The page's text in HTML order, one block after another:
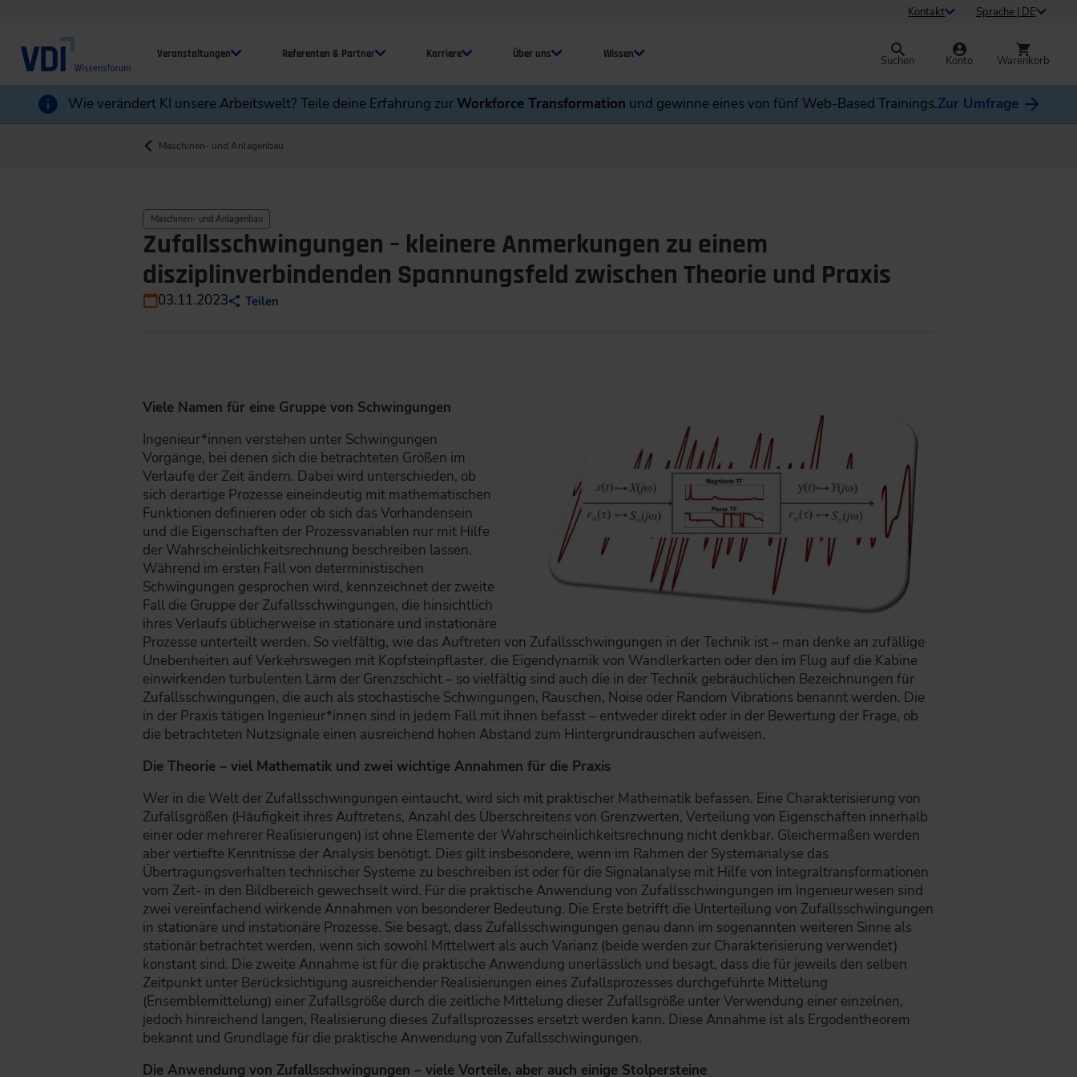
Kontakt Sprache | DE
Veranstaltungen Referenten & Partner Karriere Über uns Wissen Suchen Konto Warenkorb
Wie verändert KI unsere Arbeitswelt? Teile deine Erfahrung zurWorkforce Transformation und gewinne eines von fünf Web-Based Trainings.Zur Umfrage
Maschinen- und Anlagenbau
Maschinen- und Anlagenbau
Zufallsschwingungen – kleinere Anmerkungen zu einem
disziplinverbindenden Spannungsfeld zwischen Theorie und Praxis
03.11.2023 Teilen
Viele Namen für eine Gruppe von Schwingungen
Ingenieur*innen verstehen unter Schwingungen
Vorgänge, bei denen sich die betrachteten Größen im
Verlaufe der Zeit ändern. Dabei wird unterschieden, ob
sich derartige Prozesse eineindeutig mit mathematischen
Funktionen definieren oder ob sich das Vorhandensein
und die Eigenschaften der Prozessvariablen nur mit Hilfe
der Wahrscheinlichkeitsrechnung beschreiben lassen.
Während im ersten Fall von deterministischen
Schwingungen gesprochen wird, kennzeichnet der zweite
Fall die Gruppe der Zufallsschwingungen, die hinsichtlich
ihres Verlaufs üblicherweise in stationäre und instationäre
Prozesse unterteilt werden. So vielfältig, wie das Auftreten von Zufallsschwingungen in der Technik ist – man denke an zufällige
Unebenheiten auf Verkehrswegen mit Kopfsteinpflaster, die Eigendynamik von Wandlerkarten oder den im Flug auf die Kabine
einwirkenden turbulenten Lärm der Grenzschicht – so vielfältig sind auch die in der Technik gebräuchlichen Bezeichnungen für
Zufallsschwingungen, die auch als stochastische Schwingungen, Rauschen, Noise oder Random Vibrations benannt werden. Die
in der Praxis tätigen Ingenieur*innen sind in jedem Fall mit ihnen befasst – entweder direkt oder in der Bewertung der Frage, ob
die betrachteten Nutzsignale einen ausreichend hohen Abstand zum Hintergrundrauschen aufweisen.
Die Theorie – viel Mathematik und zwei wichtige Annahmen für die Praxis
Wer in die Welt der Zufallsschwingungen eintaucht, wird sich mit praktischer Mathematik befassen. Eine Charakterisierung von
Zufallsgrößen (Häufigkeit ihres Auftretens, Anzahl des Überschreitens von Grenzwerten, Verteilung von Eigenschaften innerhalb
einer oder mehrerer Realisierungen) ist ohne Elemente der Wahrscheinlichkeitsrechnung nicht denkbar. Gleichermaßen werden
aber vertiefte Kenntnisse der Analysis benötigt. Dies gilt insbesondere, wenn im Rahmen der Systemanalyse das
Übertragungsverhalten technischer Systeme zu beschreiben ist oder für die Signalanalyse mit Hilfe von Integraltransformationen
vom Zeit- in den Bildbereich gewechselt wird. Für die praktische Anwendung von Zufallsschwingungen im Ingenieurwesen sind
zwei vereinfachend wirkende Annahmen von besonderer Bedeutung. Die Erste betrifft die Unterteilung von Zufallsschwingungen
in stationäre und instationäre Prozesse. Sie besagt, dass Zufallsschwingungen genau dann im sogenannten weiteren Sinne als
stationär betrachtet werden, wenn sich sowohl Mittelwert als auch Varianz (beide werden zur Charakterisierung verwendet)
konstant sind. Die zweite Annahme ist für die praktische Anwendung unerlässlich und besagt, dass die für jeweils den selben
Zeitpunkt unter Berücksichtigung ausreichender Realisierungen eines Zufallsprozesses durchgeführte Mittelung
(Ensemblemittelung) einer Zufallsgröße durch die zeitliche Mittelung dieser Zufallsgröße unter Verwendung einer einzelnen,
jedoch hinreichend langen, Realisierung dieses Zufallsprozesses ersetzt werden kann. Diese Annahme ist als Ergodentheorem
bekannt und Grundlage für die praktische Anwendung von Zufallsschwingungen.
Die Anwendung von Zufallsschwingungen – viele Vorteile, aber auch einige Stolpersteine